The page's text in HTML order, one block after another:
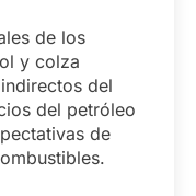
de los
y colza
del
del petróleo
de